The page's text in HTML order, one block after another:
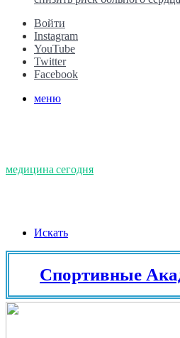
Войти
Instagram
YouTube
Twitter
Facebook
меню
медицина сегодня
Искать
Спортивные